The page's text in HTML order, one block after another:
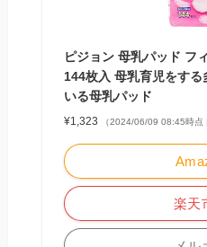
ピジョン 母乳パッド フ
144枚入 母乳育児をする
いる母乳パッド
¥1,323 （2024/06/09 08:45時点
楽天